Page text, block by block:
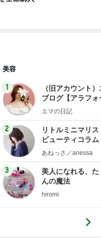
美容
1
（旧アカウント
ブログ【アラフォ
社売却セカンドラ
エマの日記
2
リトルミニマリス
ビューティコラ
little
あねっさ／anessa
3
美人になれる、た
んの魔法
hiromi